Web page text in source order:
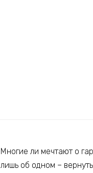
Многие ли мечтают о
лишь об одном –